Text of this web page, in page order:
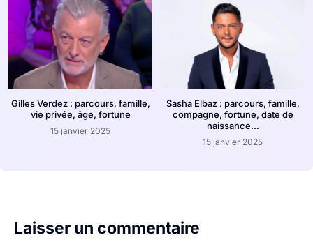
Gilles Verdez : parcours, famille,
vie privée, âge, fortune
15 janvier 2025
Sasha Elbaz : parcours, famille,
compagne, fortune, date de
naissance…
15 janvier 2025
Laisser un commentaire